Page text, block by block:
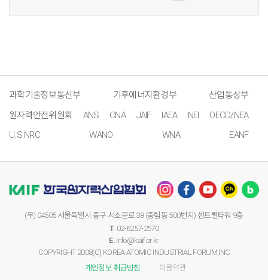
과학기술정보통신부 기후에너지환경부
산업통상부
원자력안전위원회
ANS CNA JAIF IAEA NEI
OECD/NEA
U.S.NRC
WANO WNA EANF
(우) 04505 서울특별시 중구 서소문로 38 (중림동 500번지) 센트럴타워 9층
T. 02-6257-2570
E. info@kaif.or.kr
COPYRIGHT 2008(C) KOREA ATOMIC INDUSTRIAL FORUM,INC
· 개인정보 취급방침
· 이용약관